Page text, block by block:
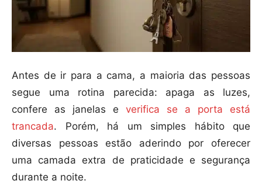
Antes de ir para a cama, a maioria das pessoas
segue uma rotina parecida: apaga as luzes,
confere as janelas e verifica se a porta está
trancada. Porém, há um simples hábito que
diversas pessoas estão aderindo por oferecer
uma camada extra de praticidade e segurança
durante a noite.